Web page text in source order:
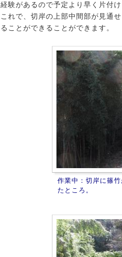
経験があるので予定より早く片付け
これで、切岸の上部中間部が見通
ることができることができます。
作業中：切岸に篠
たところ。